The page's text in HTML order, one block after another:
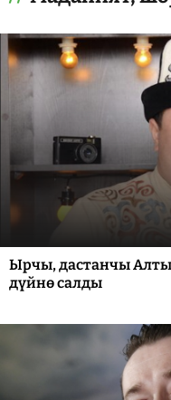
Ырчы, дастанчы
дүйнө салды